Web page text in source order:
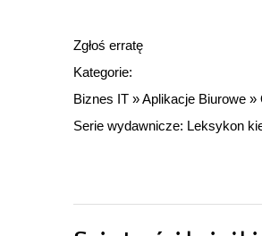
Zgłoś erratę
Kategorie:
Biznes IT »Aplikacje Biurowe »
Serie wydawnicze: Leksykon